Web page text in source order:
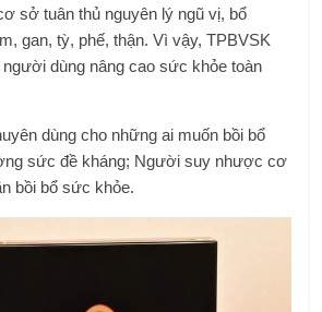
sở tuân thủ nguyên lý ngũ vị, bổ
gan, tỳ, phế, thận. Vì vậy, TPBVSK
người dùng nâng cao sức khỏe toàn
dùng cho những ai muốn bồi bổ
sức đề kháng; Người suy nhược cơ
bồi bổ sức khỏe.